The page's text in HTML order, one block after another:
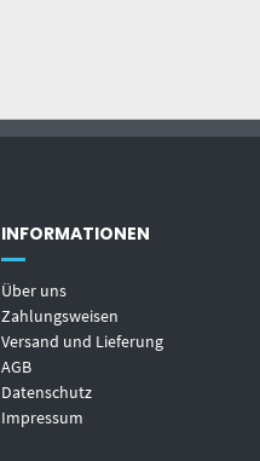
INFORMATIONEN
Über uns
Zahlungsweisen
Versand und Lieferung
AGB
Datenschutz
Impressum